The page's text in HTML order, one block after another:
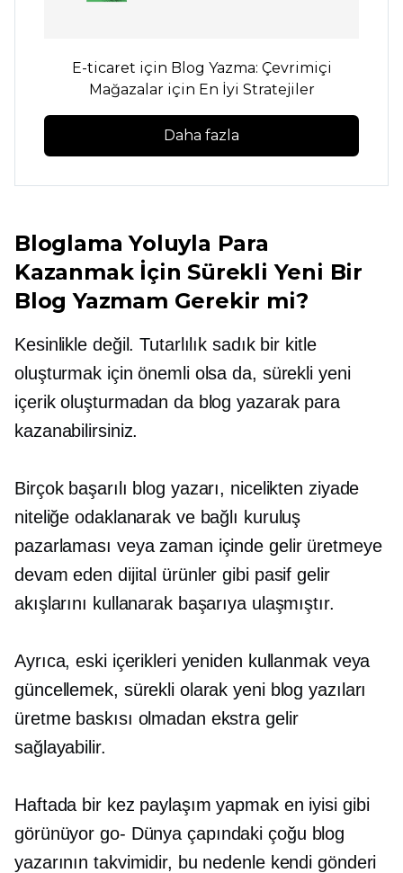
E-ticaret için Blog Yazma: Çevrimiçi
Mağazalar için En İyi Stratejiler
Daha fazla
Bloglama Yoluyla Para
Kazanmak İçin Sürekli Yeni Bir
Blog Yazmam Gerekir mi?
Kesinlikle değil. Tutarlılık sadık bir kitle
oluşturmak için önemli olsa da, sürekli yeni
içerik oluşturmadan da blog yazarak para
kazanabilirsiniz.
Birçok başarılı blog yazarı, nicelikten ziyade
niteliğe odaklanarak ve bağlı kuruluş
pazarlaması veya zaman içinde gelir üretmeye
devam eden dijital ürünler gibi pasif gelir
akışlarını kullanarak başarıya ulaşmıştır.
Ayrıca, eski içerikleri yeniden kullanmak veya
güncellemek, sürekli olarak yeni blog yazıları
üretme baskısı olmadan ekstra gelir
sağlayabilir.
Haftada bir kez paylaşım yapmak en iyisi gibi
görünüyorgo- Dünya çapındaki çoğu blog
yazarının takvimidir, bu nedenle kendi gönderi